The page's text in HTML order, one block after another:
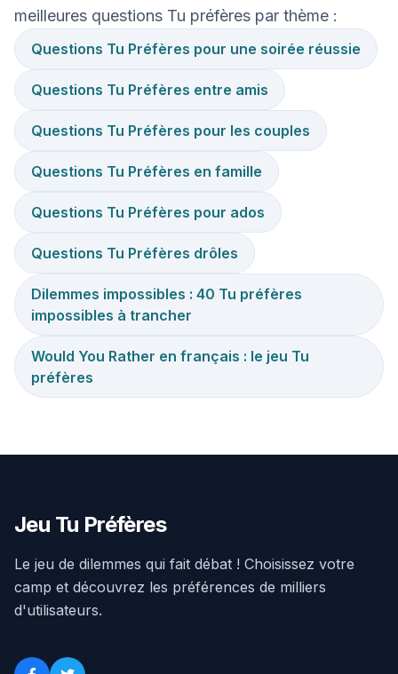
meilleures questions Tu préfères par thème :
Questions Tu Préfères pour une soirée réussie
Questions Tu Préfères entre amis
Questions Tu Préfères pour les couples
Questions Tu Préfères en famille
Questions Tu Préfères pour ados
Questions Tu Préfères drôles
Dilemmes impossibles : 40 Tu préfères
impossibles à trancher
Would You Rather en français : le jeu Tu
préfères
Jeu Tu Préfères
Le jeu de dilemmes qui fait débat ! Choisissez votre
camp et découvrez les préférences de milliers
d'utilisateurs.